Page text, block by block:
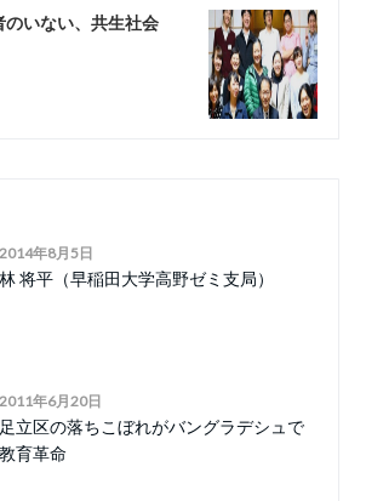
のいない、共生社会
2014年8月5日
林 将平（早稲田大学高野ゼミ支局）
2011年6月20日
足立区の落ちこぼれがバングラデシュで
教育革命